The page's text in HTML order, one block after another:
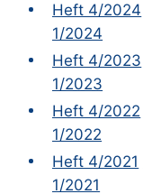
Heft 4/2024
1/2024
Heft 4/2023
1/2023
Heft 4/2022
1/2022
Heft 4/2021
1/2021